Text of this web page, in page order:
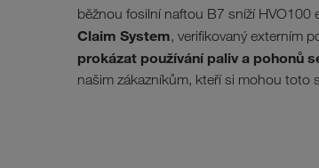
běžnou fosilní naftou B7 sníží HVO100
Claim System, verifikovaný externím
prokázat používání paliv a pohonů
našim zákazníkům, kteří si mohou toto